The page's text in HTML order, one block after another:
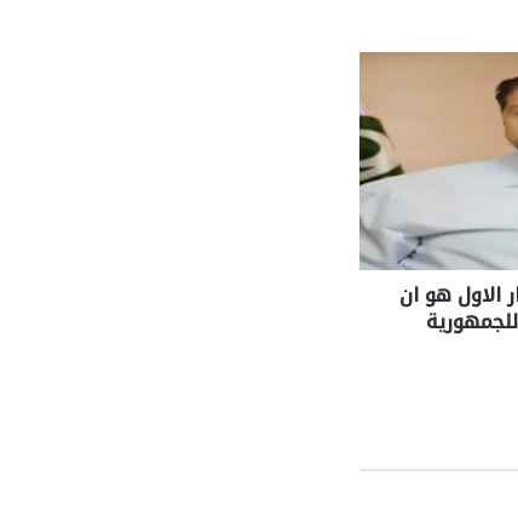
الخيار الاول هو ان